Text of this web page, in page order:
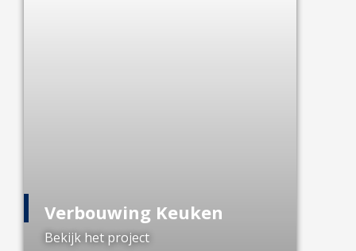
Verbouwing Keuken
Bekijk het project